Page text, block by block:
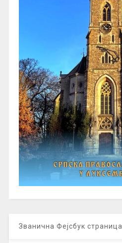
Званична Фејсбук страница